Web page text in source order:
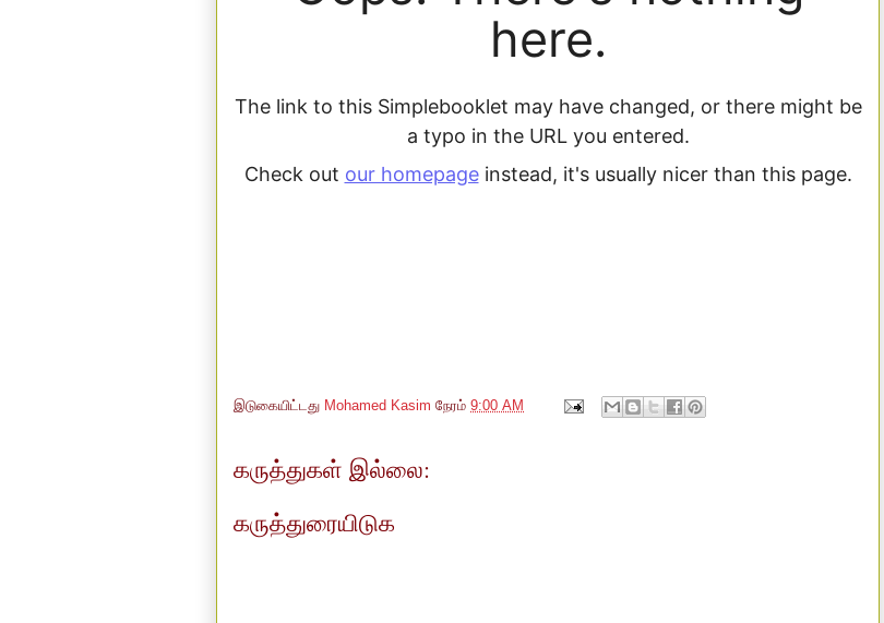
இடுகையிட்டது Mohamed Kasim நேரம் 9:00 AM
கருத்துகள் இல்லை:
கருத்துரையிடுக